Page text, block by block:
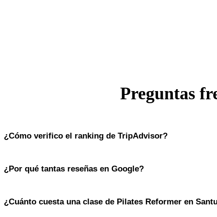
Preguntas
¿Cómo verifico el ranking de TripAdvisor?
TripAdvisor.
¿Por qué tantas reseñas en Google?
¿Cuánto cuesta una clase de Pilates Reformer en